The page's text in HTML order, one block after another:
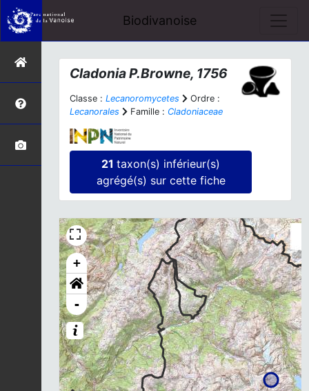
Biodivanoise
CladoniaP.Browne, 1756
Classe : Lecanoromycetes
Ordre :
Lecanorales
Famille : Cladoniaceae
21taxon(s) inférieur(s)
agrégé(s) sur cette fiche
+
-